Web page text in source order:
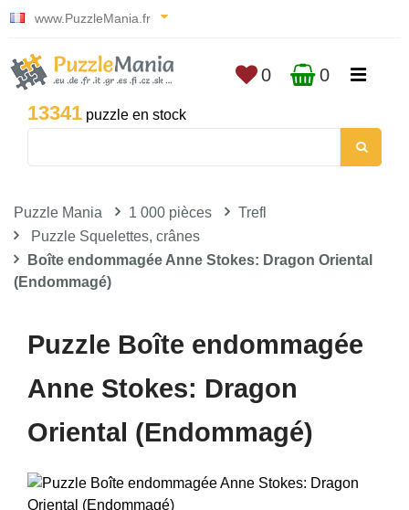
www.PuzzleMania.fr
13341 puzzle en stock
0 0
Puzzle Mania 1 000 pièces
Trefl
Puzzle Squelettes, crânes
Boîte endommagée Anne Stokes: Dragon Oriental
(Endommagé)
Puzzle Boîte endommagée
Anne Stokes: Dragon
Oriental (Endommagé)